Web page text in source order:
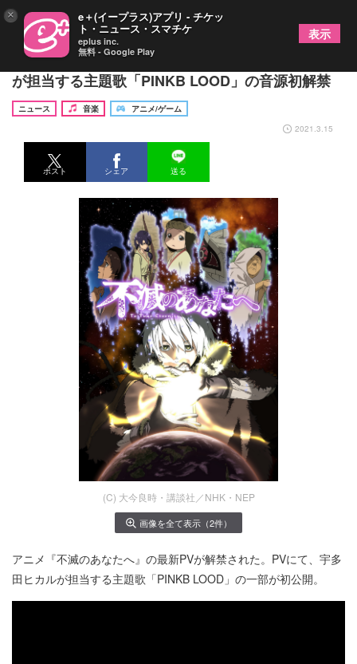
アニメ『不滅のあなたへ』PV公開 宇多田ヒカル
が担当する主題歌「PINKB LOOD」の音源初解禁
ニュース 音楽
アニメ/ゲーム
2021.3.15
ポスト シェア 送る
(C) ⼤今良時・講談社／NHK・NEP
画像を全て表示（2件）
アニメ『不滅のあなたへ』の最新PVが解禁された。PVにて、宇多
田ヒカルが担当する主題歌「PINKB LOOD」の一部が初公開。
× e＋(イープラス)アプリ - チケッ
ト・ニュース・スマチケ
eplus inc.
無料 - Google Play
表示